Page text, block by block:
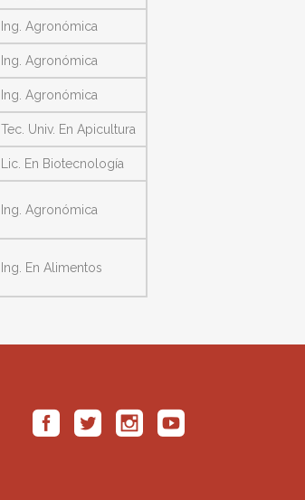
Ing. Agronómica
Ing. Agronómica
Ing. Agronómica
Tec. Univ. En Apicultura
Lic. En Biotecnología
Ing. Agronómica
Ing. En Alimentos